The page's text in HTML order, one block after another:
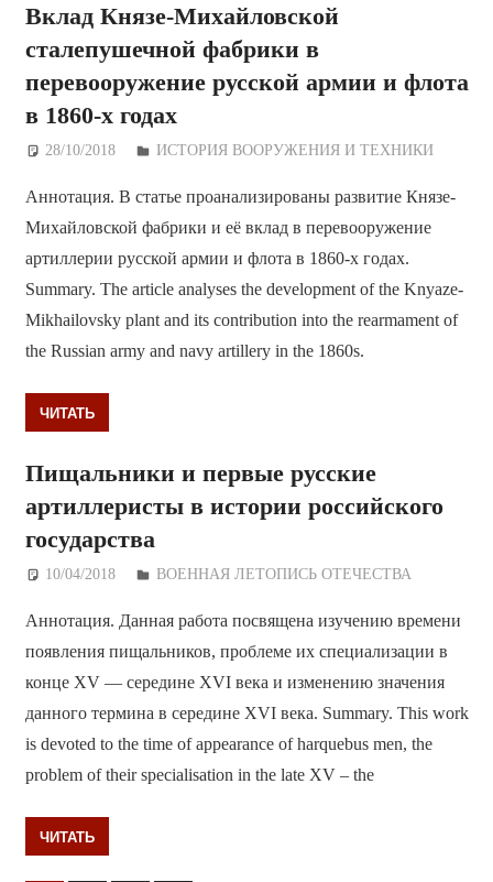
Вклад Князе-Михайловской
сталепушечной фабрики в
перевооружение русской армии и флота
в 1860-х годах
28/10/2018 Дежурный по Редакции
ИСТОРИЯ ВООРУЖЕНИЯ И ТЕХНИКИ
Аннотация. В статье проанализированы развитие Князе-
Михайловской фабрики и её вклад в перевооружение
артиллерии русской армии и флота в 1860-х годах.
Summary. The article analyses the development of the Knyaze-
Mikhailovsky plant and its contribution into the rearmament of
the Russian army and navy artillery in the 1860s.
ЧИТАТЬ
Пищальники и первые русские
артиллеристы в истории российского
государства
10/04/2018 Дежурный по Редакции
ВОЕННАЯ ЛЕТОПИСЬ ОТЕЧЕСТВА
Аннотация. Данная работа посвящена изучению времени
появления пищальников, проблеме их специализации в
конце XV — середине XVI века и изменению значения
данного термина в середине XVI века. Summary. This work
is devoted to the time of appearance of harquebus men, the
problem of their specialisation in the late XV – the
ЧИТАТЬ